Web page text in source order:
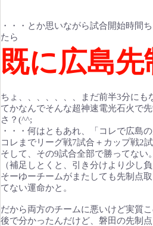
・・・とか思いながら試合開始時間
たら
既に広島
ちょ、、、、、、、まだ前半3分に
てかなんでそんな超神速電光石火で
さ？(^^;
・・・何はともあれ、「コレで広島
コレまでリーグ戦7試合＋カップ戦2
そして、その9試合全部で勝ってない
（補足しとくと、引き分けより少し
そーゆーチームがまたしても先制点
てない運命かと。
だから両方のチームに悪いけど実質
後で分かったんだけど、磐田の先制